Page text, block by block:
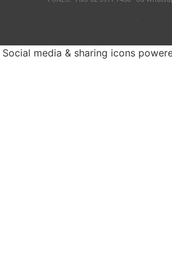
.
Social media & sharing icons